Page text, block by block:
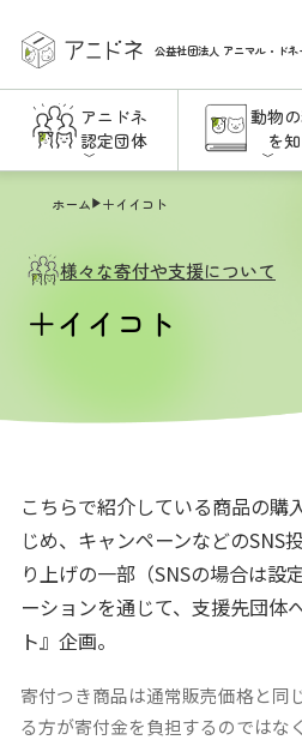
公益社団法人 アニマル・ドネ
アニドネ
認定団体
動物
を
ホーム ＋イイコト
様々な寄付や支援について
＋イイコト
こちらで紹介している商品の購
じめ、キャンペーンなどのSNS
り上げの一部（SNSの場合は設
ーションを通じて、支援先団体
ト』企画。
寄付つき商品は通常販売価格と同
る方が寄付金を負担するのではな